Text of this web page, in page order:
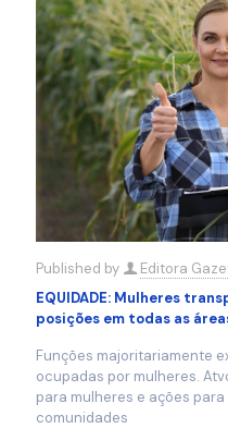
Published by
Editora
EQUIDADE: Mulheres
posições em todas as
Funções majoritariamente
ocupadas por mulheres.
para mulheres e ações
comunidades